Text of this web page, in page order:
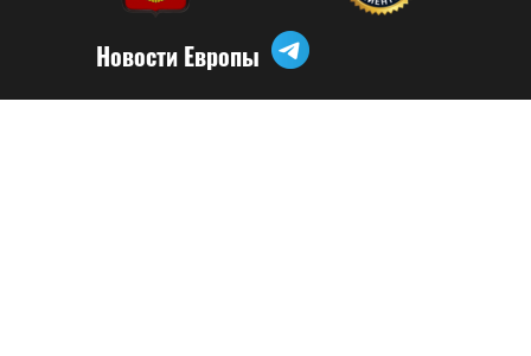
Новости Европы